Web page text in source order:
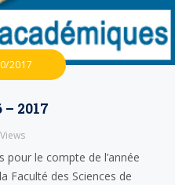
2017
– 2017
Views
pour le compte de l’année
Faculté des Sciences de